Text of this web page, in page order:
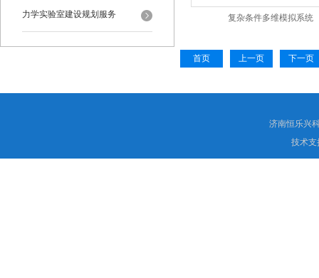
力学实验室建设规划服务 复杂条件多维模拟系统
首页 上一页 下一页
济南恒乐兴
技术支